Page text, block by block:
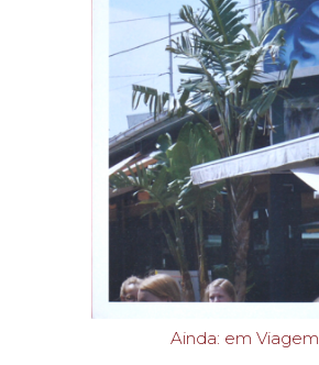
Ainda: em Viagem